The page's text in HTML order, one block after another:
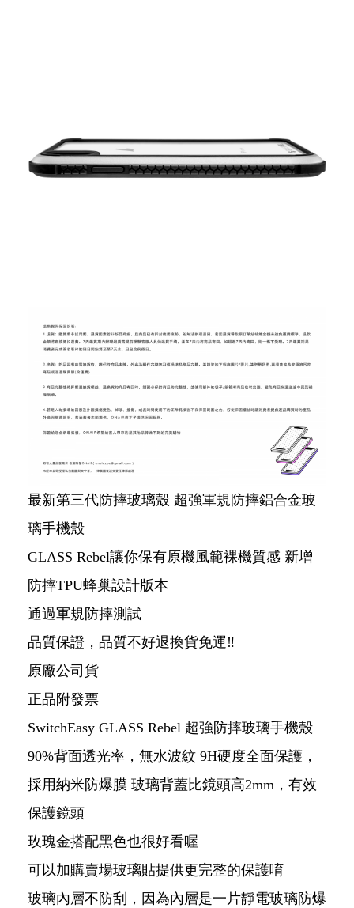
最新第三代防摔玻璃殼 超強軍規防摔鋁合金玻
璃手機殼
GLASS Rebel讓你保有原機風範裸機質感 新增
防摔TPU蜂巢設計版本
通過軍規防摔測試
品質保證，品質不好退換貨免運‼️
原廠公司貨
正品附發票
SwitchEasy GLASS Rebel 超強防摔玻璃手機殼
90%背面透光率，無水波紋 9H硬度全面保護，
採用納米防爆膜 玻璃背蓋比鏡頭高2mm，有效
保護鏡頭
玫瑰金搭配黑色也很好看喔
可以加購賣場玻璃貼提供更完整的保護唷
玻璃內層不防刮，因為內層是一片靜電玻璃防爆